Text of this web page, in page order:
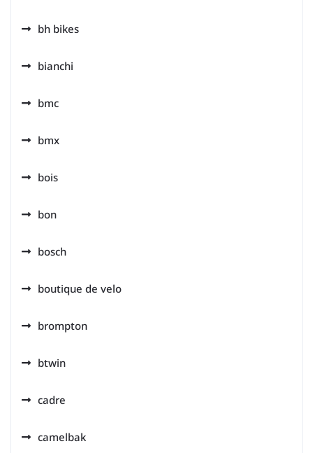
bh bikes
bianchi
bmc
bmx
bois
bon
bosch
boutique de velo
brompton
btwin
cadre
camelbak